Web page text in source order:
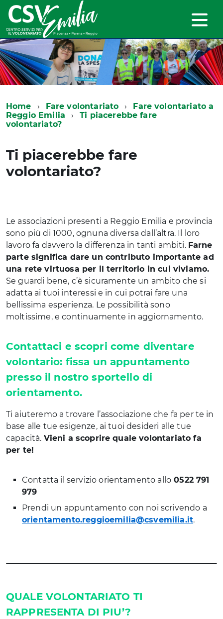
Home Fare volontariato
Fare volontariato a
Reggio Emilia
Ti piacerebbe fare
volontariato?
Ti piacerebbe fare
volontariato?
Le associazioni presenti a Reggio Emilia e provincia
sono più di 1000, ognuna diversa dall’altra. Il loro
lavoro fa davvero la differenza in tanti ambiti. Farne
parte significa dare un contributo importante ad
una rete virtuosa per il territorio in cui viviamo.
Se guardi bene, c’è sicuramente un ambito che si
adatta ai tuoi interessi e in cui potrai fare una
bellissima esperienza. Le possibilità sono
moltissime, e continuamente in aggiornamento.
Contattaci e scopri come diventare
volontario: fissa un appuntamento
presso il nostro sportello di
orientamento.
Ti aiuteremo a trovare l’associazione che fa per te in
base alle tue esigenze, ai tuoi desideri alle tue
capacità. Vieni a scoprire quale volontariato fa
per te!
Contatta il servizio orientamento allo 0522 791
979
Prendi un appuntamento con noi scrivendo a
orientamento.reggioemilia@csvemilia.it.
QUALE VOLONTARIATO TI
RAPPRESENTA DI PIU’?